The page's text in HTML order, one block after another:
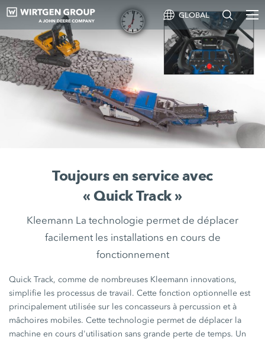
GLOBAL
Toujours en service avec
« Quick Track »
Kleemann La technologie permet de déplacer
facilement les installations en cours de
fonctionnement
Quick Track, comme de nombreuses Kleemann innovations,
simplifie les processus de travail. Cette fonction optionnelle est
principalement utilisée sur les concasseurs à percussion et à
mâchoires mobiles. Cette technologie permet de déplacer la
machine en cours d'utilisation sans grande perte de temps. Un